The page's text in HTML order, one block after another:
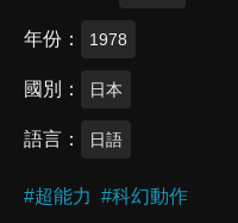
年份 1978
國別 日本
語言 日語
#超能力 #科幻動作